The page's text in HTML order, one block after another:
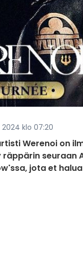
klo 07:20
Werenoi on
seuraan
jota et